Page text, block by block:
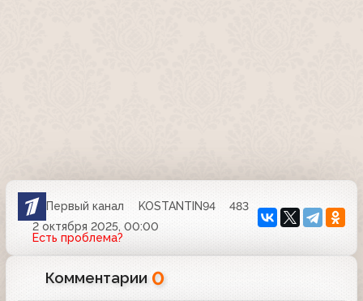
Первый канал KOSTANTIN94
483
2 октября 2025, 00:00
Есть проблема?
Комментарии 0